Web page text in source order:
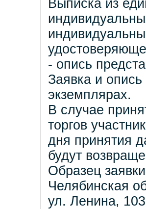
Выписка из
- опись
Заявка и
экземплярах.
В случае
торгов
дня принятия
будут
Образец
Челябинская
ул. Ленина,